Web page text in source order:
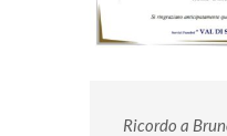
Ricordo a